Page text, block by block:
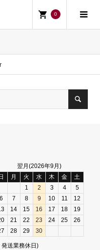
0
翌月(2026年9月)
月 火 水 木 金
土
1
2 3 4
5
6
7 8 9 10 11
12
14 15 16 17 18
19
21 22 23 24 25
26
28 29 30
発送業務休日)